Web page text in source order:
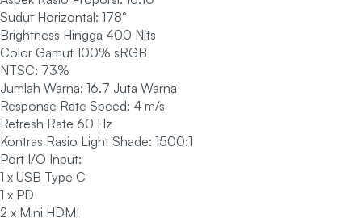
Sudut Horizontal: 178°
Brightness Hingga 400 Nits
Color Gamut 100% sRGB
NTSC: 73%
Jumlah Warna: 16.7 Juta Warna
Response Rate Speed: 4 m/s
Refresh Rate 60 Hz
Kontras Rasio Light Shade: 1500:1
Port I/O Input:
1 x USB Type C
1 x PD
2 x Mini HDMI